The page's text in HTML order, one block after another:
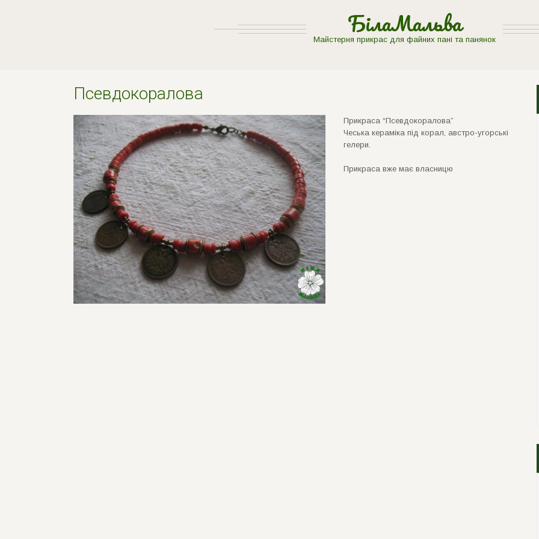
БілаМальва
Майстерня прикрас для файних пані та панянок
Псевдокоралова
Прикраса “Псевдокоралова”
Чеська керамiка пiд корал, австро-угорськi
гелери.
Прикраса вже має власницю